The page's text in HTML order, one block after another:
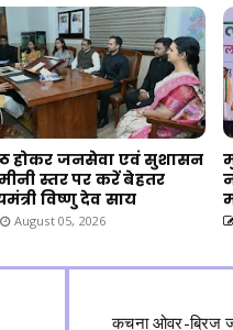
होकर जनसेवा एवं सुशासन
स्तर पर करें बेहतर
विष्णु देव साय
August 05, 2026
कचना ओवर-ब्रिज